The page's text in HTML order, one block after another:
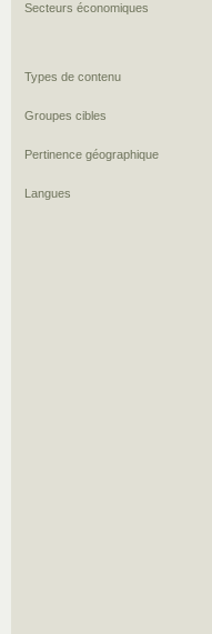
Secteurs économiques
Types de contenu
Groupes cibles
Pertinence géographique
Langues